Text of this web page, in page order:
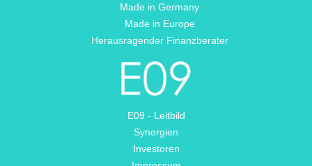
Made in Germany
Made in Europe
Herausragender Finanzberater
E09 - Leitbild
Synergien
Investoren